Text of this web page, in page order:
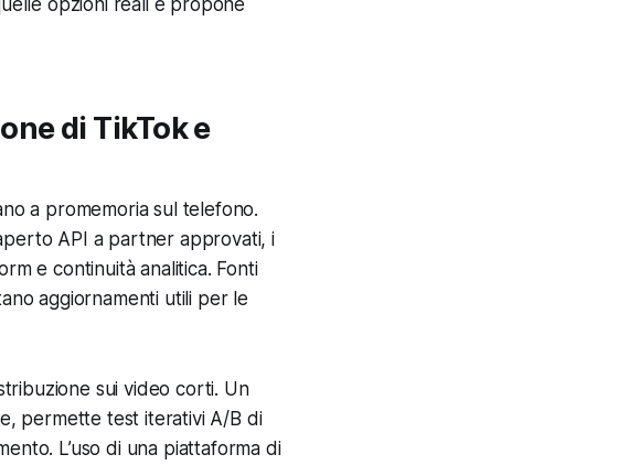
di TikTok e
a promemoria sul telefono.
API a partner approvati, i
e continuità analitica. Fonti
aggiornamenti utili per le
sui video corti. Un
permette test iterativi A/B di
L’uso di una piattaforma di